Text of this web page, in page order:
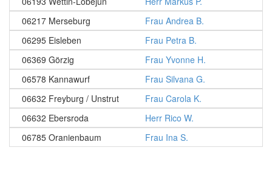
06217 Merseburg
Frau Andrea B.
06295 Eisleben
Frau Petra B.
06369 Görzig
Frau Yvonne H.
06578 Kannawurf
Frau Silvana G.
06632 Freyburg / Unstrut
Frau Carola K.
06632 Ebersroda
Herr Rico W.
06785 Oranienbaum
Frau Ina S.